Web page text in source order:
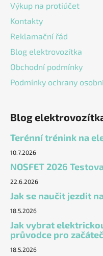
Výkup na protiúčet
Kontakty
Reklamační řád
Blog elektrovozítka
Obchodní podmínky
Podmínky ochrany
Blog
Terénní trénink na
10.7.2026
NOSFET 2026
22.6.2026
Jak se naučit jezdit
18.5.2026
Jak vybrat
průvodce pro
18.5.2026